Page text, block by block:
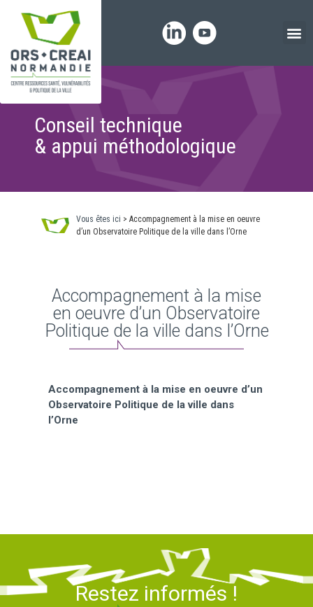
Conseil technique
& appui méthodologique
Vous êtes ici > Accompagnement à la mise en oeuvre
d’un Observatoire Politique de la ville dans l’Orne
Accompagnement à la mise
en oeuvre d’un Observatoire
Politique de la ville dans l’Orne
Accompagnement à la mise en oeuvre d’un
Observatoire Politique de la ville dans
l’Orne
Restez informés !
Panneau de gestion des cookies